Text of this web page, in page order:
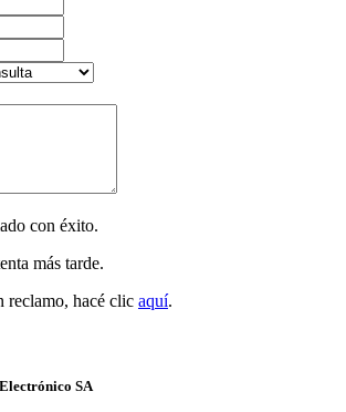
con éxito.
más tarde.
reclamo, hacé clic aquí.
SA